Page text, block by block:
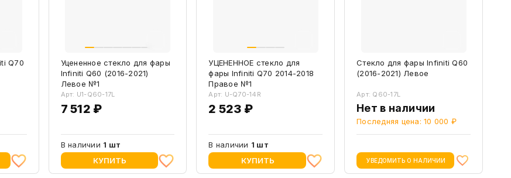
Q70
Уцененное стекло для фары
Infiniti Q60 (2016-2021)
Левое №1
Арт: U1-Q60-17L
7 512 ₽
В наличии 1 шт
КУПИТЬ
УЦЕНЕННОЕ стекло для
фары Infiniti Q70 2014-2018
Правое №1
Арт: U-Q70-14R
2 523 ₽
В наличии 1 шт
КУПИТЬ
Стекло для фары Infiniti Q60
(2016-2021) Левое
Арт: Q60-17L
Нет в наличии
Последняя цена: 10 000 ₽
УВЕДОМИТЬ О НАЛИЧИИ